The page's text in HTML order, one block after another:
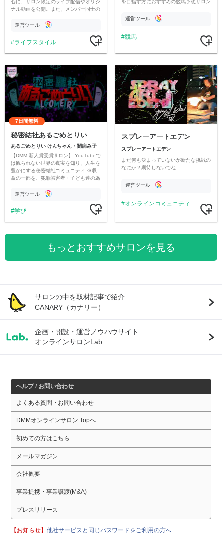
心に、サロン限定のライブ配信やオリジ
ナル動画を公開。また、メンバー同士の
ただいています。
運営ツール
ライフスタイル
を目指す方におすすめの競馬予想サロン
運営ツール
競馬
7日間無料
秘密結社あるごめとりい
あるごめとりい けんちゃん・闇病み子
【DMM 新人賞受賞サロン】 YouTubeで
は観られない世界の真実を知り、人生を
豊かにする秘密結社コミュニティ ※収
益の一部を、犯罪被害者・子ども達の為
す運営ツール
学び
スプレーアートエデン
スプレーアートエデン
まだ何も決まっていないが新たな挑戦の
なにか？期待しないでね
運営ツール
オンラインコミュニティ
もっとおすすめサロンを見る
サロンの中を取材記事で紹介
CANARY（カナリー）
企画・開設・運営ノウハウサイト
オンラインサロンLab.
ヘルプ / お問い合わせ
よくある質問・お問い合わせ
DMMオンラインサロン Topへ
初めての方はこちら
メールマガジン
会社概要
事業提携・事業譲渡(M&A)
プレスリリース
【お知らせ】他社サービスと同じパスワードをご利用の方へ